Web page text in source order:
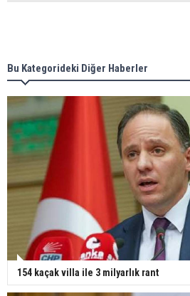
Bu Kategorideki Diğer Haberler
154 kaçak villa ile 3 milyarlık rant